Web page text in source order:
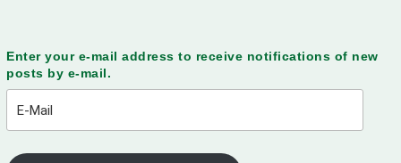
Enter your e-mail address to receive notifications of new
posts by e-mail.